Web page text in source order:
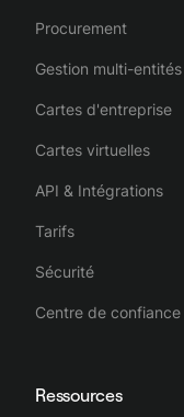
Spendesk fluidifie
dépenses de
Procurement
Gestion multi-entités
Cartes d'entreprise
Cartes virtuelles
API & Intégrations
Tarifs
Sécurité
Centre de confiance
Ressources